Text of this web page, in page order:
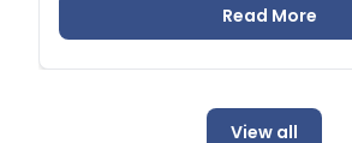
Read More
View all